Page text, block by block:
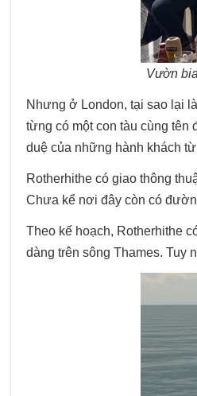
Vườn
Nhưng ở London, tại sao lại
từng có một con tàu cùng
duệ của những hành khách
Rotherhithe có giao thông
Chưa kể nơi đây còn có
Theo kế hoạch, Rotherhithe
dàng trên sông Thames. Tuy